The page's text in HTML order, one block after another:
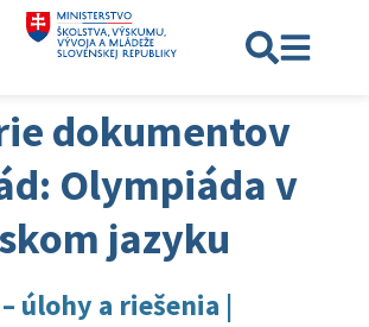
dokumentov
Olympiáda v
jazyku
úlohy a riešenia |